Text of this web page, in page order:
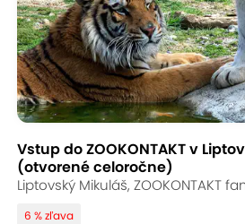
Vstup do ZOOKONTAKT v
(otvorené celoročne)
Liptovský Mikuláš, ZOOKONTAKT
6 % zľava